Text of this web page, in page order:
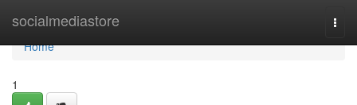
socialmediastore
Home
Home
1